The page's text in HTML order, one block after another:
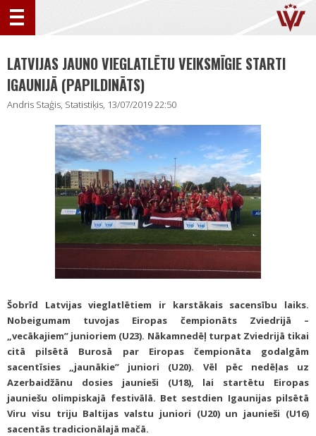
LATVIJAS JAUNO VIEGLATLĒTU VEIKSMĪGIE STARTI
IGAUNIJĀ (PAPILDINĀTS)
Andris Staģis, Statistiķis, 13/07/2019 22:50
Šobrīd Latvijas vieglatlētiem ir karstākais sacensību laiks.
Nobeigumam tuvojas Eiropas čempionāts Zviedrijā –
„vecākajiem” junioriem (U23). Nākamnedēļ turpat Zviedrijā tikai
citā pilsētā Burosā par Eiropas čempionāta godalgām
sacentīsies „jaunākie” juniori (U20). Vēl pēc nedēļas uz
Azerbaidžānu dosies jaunieši (U18), lai startētu Eiropas
jauniešu olimpiskajā festivālā. Bet sestdien Igaunijas pilsētā
Viru visu triju Baltijas valstu juniori (U20) un jaunieši (U16)
sacentās tradicionālajā mačā.